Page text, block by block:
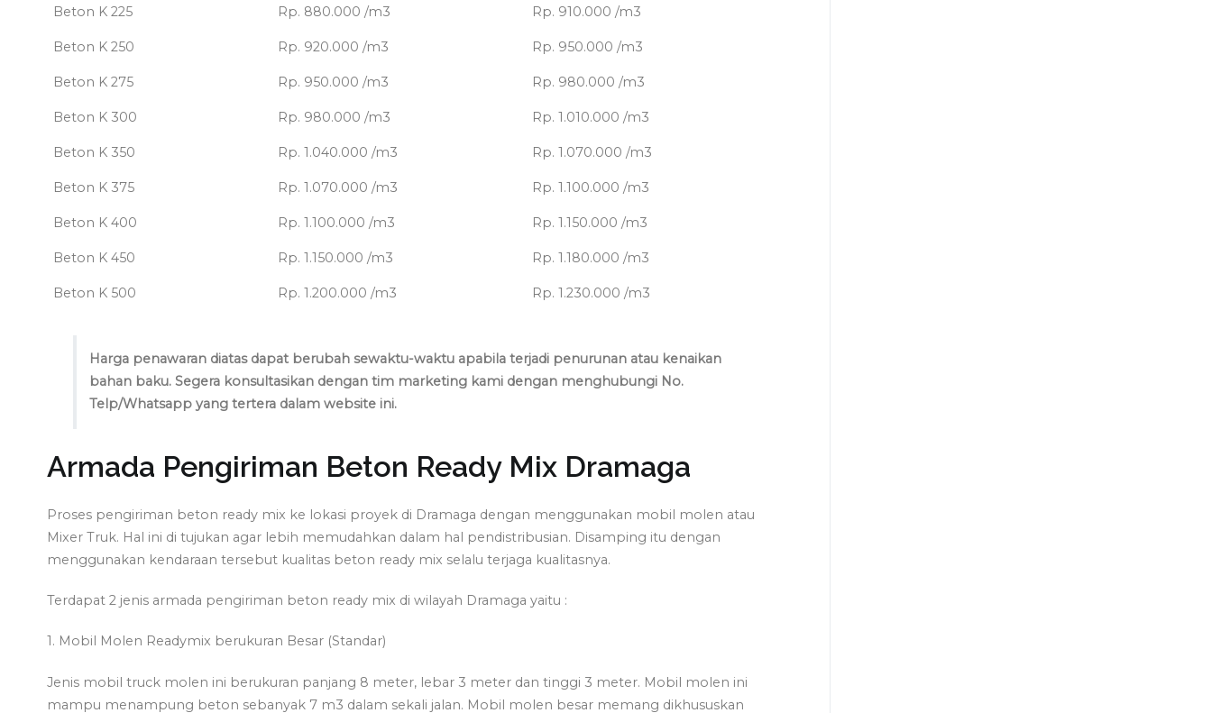
Beton K 225 Rp. 880.000 /m3 Rp. 910.000 /m3
Beton K 250 Rp. 920.000 /m3 Rp. 950.000 /m3
Beton K 275 Rp. 950.000 /m3 Rp. 980.000 /m3
Beton K 300 Rp. 980.000 /m3 Rp. 1.010.000 /m3
Beton K 350 Rp. 1.040.000 /m3 Rp. 1.070.000 /m3
Beton K 375 Rp. 1.070.000 /m3 Rp. 1.100.000 /m3
Beton K 400 Rp. 1.100.000 /m3 Rp. 1.150.000 /m3
Beton K 450 Rp. 1.150.000 /m3 Rp. 1.180.000 /m3
Beton K 500 Rp. 1.200.000 /m3 Rp. 1.230.000 /m3
Harga penawaran diatas dapat berubah sewaktu-waktu apabila terjadi penurunan atau kenaikan
bahan baku. Segera konsultasikan dengan tim marketing kami dengan menghubungi No.
Telp/Whatsapp yang tertera dalam website ini.
Armada Pengiriman Beton Ready Mix Dramaga
Proses pengiriman beton ready mix ke lokasi proyek di Dramaga dengan menggunakan mobil molen atau
Mixer Truk. Hal ini di tujukan agar lebih memudahkan dalam hal pendistribusian. Disamping itu dengan
menggunakan kendaraan tersebut kualitas beton ready mix selalu terjaga kualitasnya.
Terdapat 2 jenis armada pengiriman beton ready mix di wilayah Dramaga yaitu :
1. Mobil Molen Readymix berukuran Besar (Standar)
Jenis mobil truck molen ini berukuran panjang 8 meter, lebar 3 meter dan tinggi 3 meter. Mobil molen ini
mampu menampung beton sebanyak 7 m3 dalam sekali jalan. Mobil molen besar memang dikhususkan